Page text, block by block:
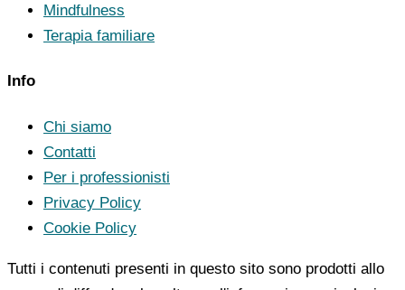
Mindfulness
Terapia familiare
Info
Chi siamo
Contatti
Per i professionisti
Privacy Policy
Cookie Policy
Tutti i contenuti presenti in questo sito sono prodotti allo